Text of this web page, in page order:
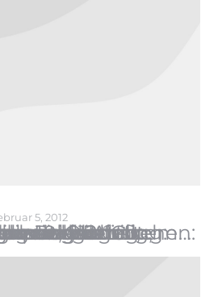
5, 2012
kontrollierter Temperatur. Geschmacksmerkmale: -Aussehen: blasses strohgelb mit grüner Tönung. -Geruch: zart, fruchtig, angenehm. -Geschmack: hell, frisch und trocken. Serviertemperatur: 10 – 12 °C Serviervorschlag: exzellent zu Fischgerichten, ausser gegrilltem…